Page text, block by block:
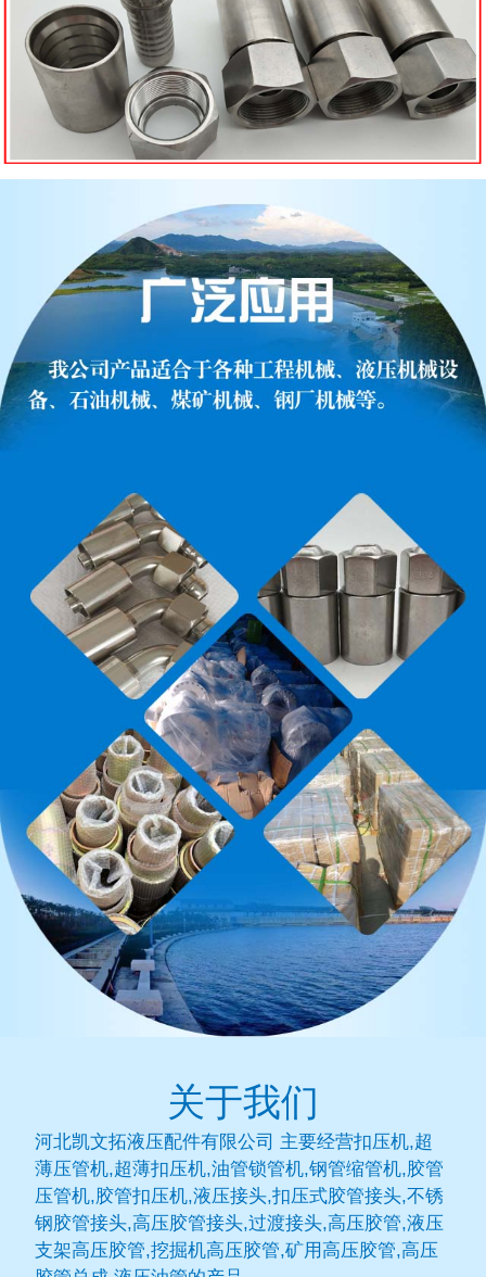
关于我们
河北凯文拓液压配件有限公司 主要经营扣压机,超
薄压管机,超薄扣压机,油管锁管机,钢管缩管机,胶管
压管机,胶管扣压机,液压接头,扣压式胶管接头,不锈
钢胶管接头,高压胶管接头,过渡接头,高压胶管,液压
支架高压胶管,挖掘机高压胶管,矿用高压胶管,高压